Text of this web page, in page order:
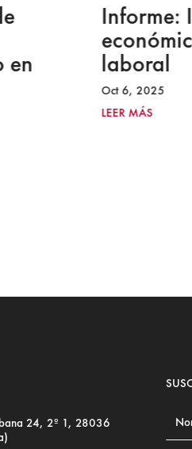
en
Informe:
laboral
Oct 6, 2025
LEER MÁS
24, 2º 1, 28036